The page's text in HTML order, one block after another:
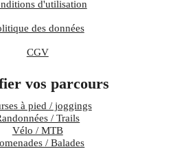
d'utilisation
des données
CGV
vos parcours
à pied / joggings
/ Trails
Vélo / MTB
/ Balades